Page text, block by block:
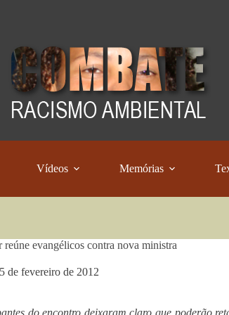
Vídeos Memórias
reúne evangélicos contra nova ministra
de fevereiro de 2012
do encontro deixaram claro que poderão